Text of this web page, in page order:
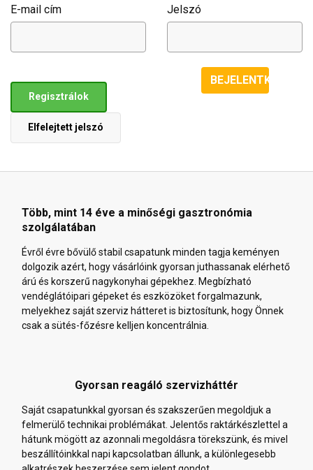
E-mail cím
Regisztrálok
Elfelejtett jelszó
Jelszó
BEJELENTKEZÉS
Több, mint 14 éve a minőségi gasztronómia
szolgálatában
Évről évre bővülő stabil csapatunk minden tagja keményen
dolgozik azért, hogy vásárlóink gyorsan juthassanak elérhető
árú és korszerű nagykonyhai gépekhez. Megbízható
vendéglátóipari gépeket és eszközöket forgalmazunk,
melyekhez saját szerviz hátteret is biztosítunk, hogy Önnek
csak a sütés-főzésre kelljen koncentrálnia.
Gyorsan reagáló szervizháttér
Saját csapatunkkal gyorsan és szakszerűen megoldjuk a
felmerülő technikai problémákat. Jelentős raktárkészlettel a
hátunk mögött az azonnali megoldásra törekszünk, és mivel
beszállítóinkkal napi kapcsolatban állunk, a különlegesebb